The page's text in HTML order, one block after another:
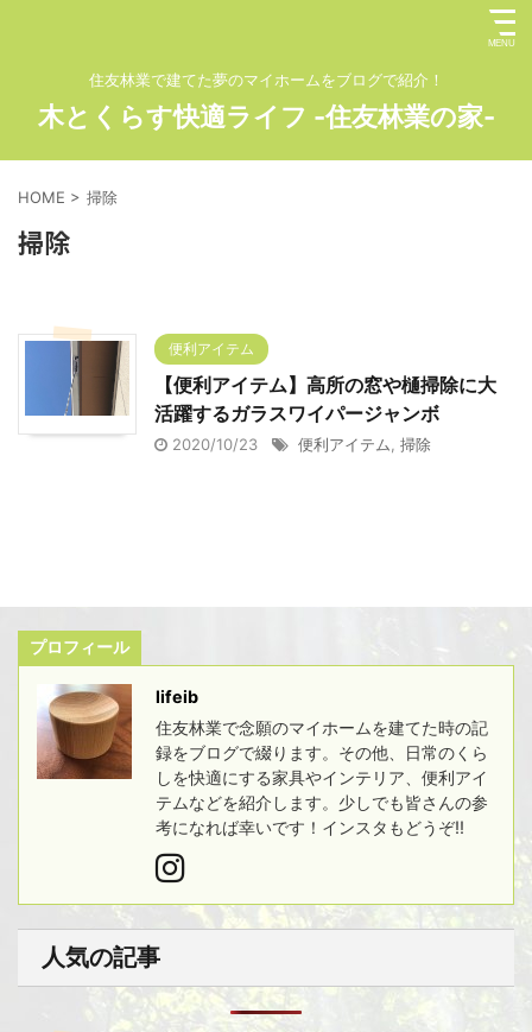
住友林業で建てた夢のマイホームをブログで紹介！
木とくらす快適ライフ -住友林業の家-
HOME > 掃除
掃除
便利アイテム
【便利アイテム】高所の窓や樋掃除に大
活躍するガラスワイパージャンボ
2020/10/23 便利アイテム 掃除
プロフィール
lifeib
住友林業で念願のマイホームを建てた時の記
録をブログで綴ります。その他、日常のくら
しを快適にする家具やインテリア、便利アイ
テムなどを紹介します。少しでも皆さんの参
考になれば幸いです！インスタもどうぞ!!
人気の記事